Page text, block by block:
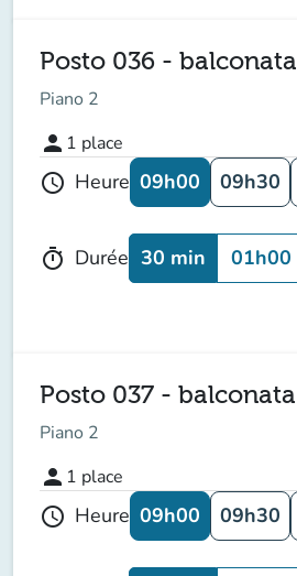
Posto 036 - balconata
Piano 2
person 1 place
schedule Heure 09h00 09h30
timer Durée 30 min 01h00
Posto 037 - balconata
Piano 2
person 1 place
schedule Heure 09h00 09h30